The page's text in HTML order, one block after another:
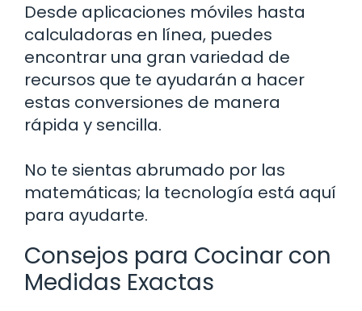
Desde aplicaciones móviles hasta
calculadoras en línea, puedes
encontrar una gran variedad de
recursos que te ayudarán a hacer
estas conversiones de manera
rápida y sencilla.
No te sientas abrumado por las
matemáticas; la tecnología está aquí
para ayudarte.
Consejos para Cocinar con
Medidas Exactas